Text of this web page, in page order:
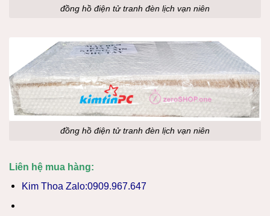
đồng hồ điện tử tranh đèn lịch vạn niên
đồng hồ điện tử tranh đèn lịch vạn niên
Liên hệ mua hàng:
Kim Thoa Zalo:0909.967.647